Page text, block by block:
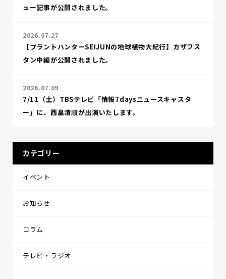
ュー記事が公開されました。
2026.07.27
【プラントハンターSEIJUNの地球植物大紀行】カザフス
タン中編が公開されました。
2026.07.09
7/11（土）TBSテレビ「情報7daysニュースキャスタ
ー」に、西畠清順が出演いたします。
カテゴリー
イベント
お知らせ
コラム
テレビ・ラジオ